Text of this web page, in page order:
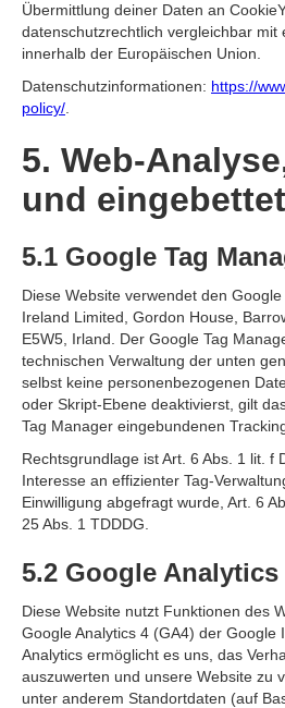
Übermittlung deiner Daten an
datenschutzrechtlich vergleichbar mit
innerhalb der Europäischen Union.
Datenschutzinformationen: https://
policy/
5. Web-
und
5.1 Google Tag
Diese Website verwendet den
Ireland Limited, Gordon House,
E5W5, Irland. Der Google Tag
technischen Verwaltung der unten
selbst keine personenbezogenen
oder Skript-Ebene deaktivierst, gilt
Tag Manager eingebundenen
Rechtsgrundlage ist Art. 6 Abs. 1 lit. f
Interesse an effizienter Tag-
Einwilligung abgefragt wurde, Art. 6
25 Abs. 1 TDDDG.
5.2 Google Analytics
Diese Website nutzt Funktionen des
Google Analytics 4 (GA4) der Google
Analytics ermöglicht es uns, das
auszuwerten und unsere Website zu
unter anderem Standortdaten (auf